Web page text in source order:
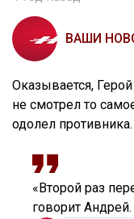
ВАШИ
Оказывается,
не смотрел то
одолел противника.
«Второй раз
говорит Андрей.